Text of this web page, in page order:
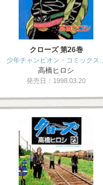
クローズ 第26巻
少年チャンピオン・コミックス…
高橋ヒロシ
発売日：1998.03.20